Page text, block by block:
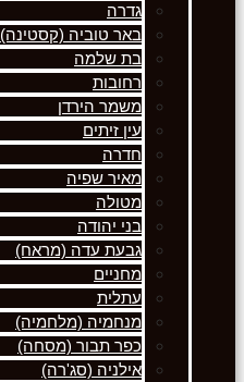
גדרה
באר טוביה (קסטינה)
בת שלמה
רחובות
משמר הירדן
עין זיתים
חדרה
מאיר שפיה
מטולה
בני יהודה
גבעת עדה (מראח)
מחניים
עתלית
מנחמיה (מלחמיה)
כפר תבור (מסחה)
אילניה (סג'רה)